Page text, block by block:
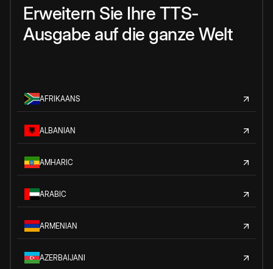
Erweitern Sie Ihre TTS-
Ausgabe auf die ganze Welt
AFRIKAANS
ALBANIAN
AMHARIC
ARABIC
ARMENIAN
AZERBAIJANI